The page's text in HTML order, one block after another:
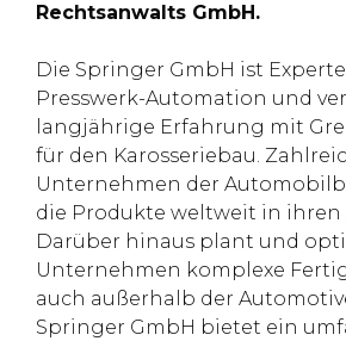
Rechtsanwalts GmbH.
Die Springer GmbH ist
Presswerk-Automation und
langjährige Erfahrung mit
für den Karosseriebau.
Unternehmen der
die Produkte weltweit in ihren
Darüber hinaus plant und
Unternehmen komplexe
auch außerhalb der
Springer GmbH bietet ein